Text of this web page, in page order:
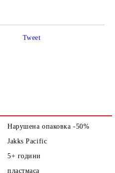
Tweet
Нарушена опаковка -50%
Jakks Pacific
5+ години
пластмаса